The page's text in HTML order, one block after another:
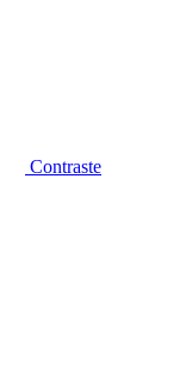
Contraste